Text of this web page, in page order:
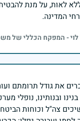
לאות, על מנת
המדינה.
לוי - המפקח הכללי של
את גודל תרומתם
ובנותינו, נופלי
צה"ל וכוחות